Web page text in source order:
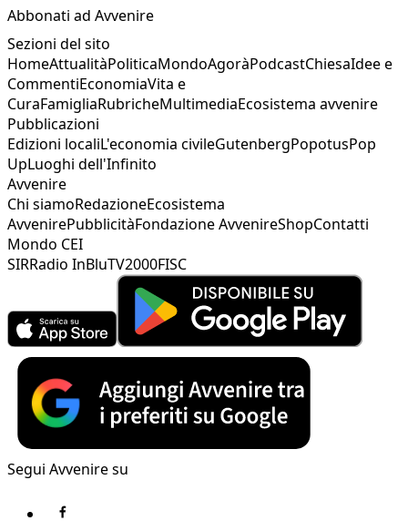
Abbonati ad Avvenire
Sezioni del sito
HomeAttualitàPoliticaMondoAgoràPodcastChiesaIdee e
CommentiEconomiaVita e
CuraFamigliaRubricheMultimediaEcosistema avvenire
Pubblicazioni
Edizioni localiL'economia civileGutenbergPopotusPop
UpLuoghi dell'Infinito
Avvenire
Chi siamoRedazioneEcosistema
AvvenirePubblicitàFondazione AvvenireShopContatti
Mondo CEI
SIRRadio InBluTV2000FISC
Segui Avvenire su